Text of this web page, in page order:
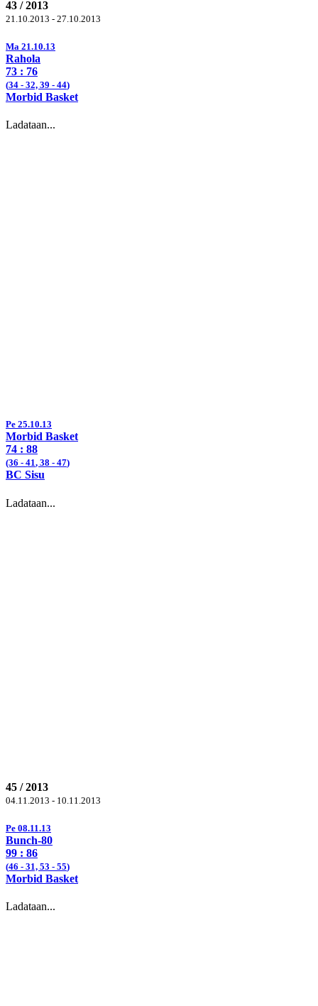
43 / 2013
21.10.2013 - 27.10.2013
Ma 21.10.13
Rahola
73 : 76
(34 - 32, 39 - 44)
Morbid Basket
Ladataan...
Pe 25.10.13
Morbid Basket
74 : 88
(36 - 41, 38 - 47)
BC Sisu
Ladataan...
45 / 2013
04.11.2013 - 10.11.2013
Pe 08.11.13
Bunch-80
99 : 86
(46 - 31, 53 - 55)
Morbid Basket
Ladataan...